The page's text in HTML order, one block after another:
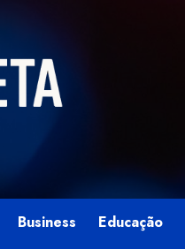
Business Educação